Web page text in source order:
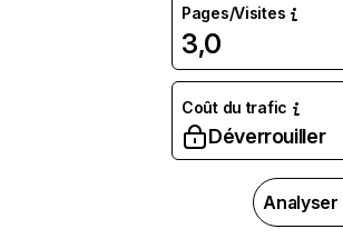
Pages/Visites
3,0
Coût du trafic
Déverrouiller